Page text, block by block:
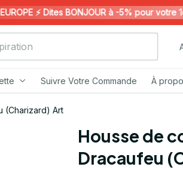
⚡️ Dites BONJOUR à -5% pour votre 1ère
Suivre Votre Commande À
(Charizard) Art
Housse de
Dracaufeu